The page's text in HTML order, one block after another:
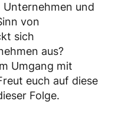
und
von
sich
aus?
Umgang mit
euch auf diese
Folge.